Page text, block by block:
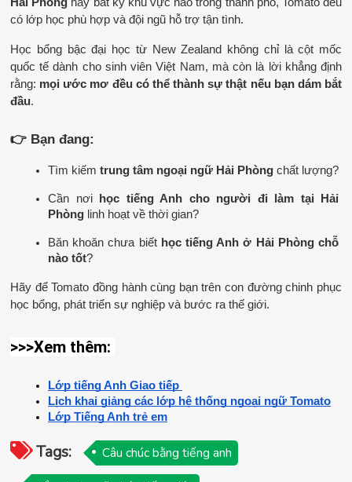
có lớp học phù hợp và đội ngũ hỗ trợ tận tình.
Học bổng bậc đại học từ New Zealand không chỉ là cột mốc
quốc tế dành cho sinh viên Việt Nam, mà còn là lời khẳng định
rằng: mọi ước mơ đều có thể thành sự thật nếu bạn dám bắt
đầu.
👉 Bạn đang:
Tìm kiếm trung tâm ngoại ngữ Hải Phòng chất lượng?
Cần nơi
học tiếng Anh cho người đi làm tại Hải
Phòng linh hoạt về thời gian?
Băn khoăn chưa biết học tiếng Anh ở Hải Phòng chỗ
nào tốt?
Hãy để Tomato đồng hành cùng bạn trên con đường chinh phục
học bổng, phát triển sự nghiệp và bước ra thế giới.
>>>Xem thêm:
Lớp tiếng Anh Giao tiếp
Lịch khai giảng các lớp hệ thống ngoại ngữ Tomato
Lớp Tiếng Anh trẻ em
Tags:
Câu chúc bằng tiếng anh